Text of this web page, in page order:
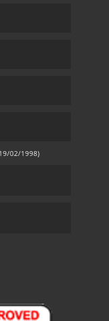
02/1998)